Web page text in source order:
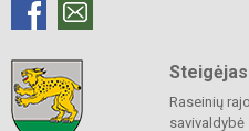
Steigėjas
Raseinių
savivaldybė